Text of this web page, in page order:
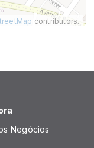
contributors.
Negócios